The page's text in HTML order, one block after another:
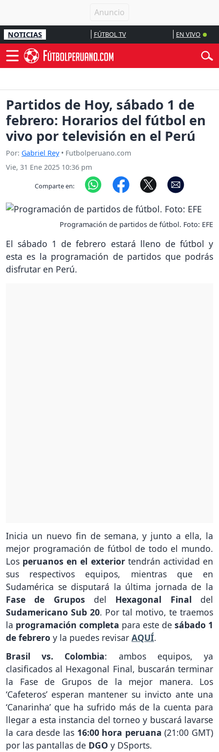
NOTICIAS FÚTBOL TV EN VIVO
Partidos de Hoy, sábado 1 de
febrero: Horarios del fútbol en
vivo por televisión en el Perú
Por: Gabriel Rey• Futbolperuano.com
Vie, 31 Ene 2025 10:36 pm
Comparte en:
Programación de partidos de fútbol. Foto: EFE
El sábado 1 de febrero estará lleno de fútbol y
esta es la programación de partidos que podrás
disfrutar en Perú.
Inicia un nuevo fin de semana, y junto a ella, la
mejor programación de fútbol de todo el mundo.
Los peruanos en el exteriortendrán actividad en
sus respectivos equipos, mientras que en
Sudamérica se disputará la última jornada de la
Fase de Grupos del Hexagonal Final del
Sudamericano Sub 20. Por tal motivo, te traemos
la programación completa para este de sábado 1
de febrero y la puedes revisar AQUÍ.
Brasil vs. Colombia: ambos equipos, ya
clasificados al Hexagonal Final, buscarán terminar
la Fase de Grupos de la mejor manera. Los
‘Cafeteros’ esperan mantener su invicto ante una
‘Canarinha’ que ha sufrido más de la cuenta para
llegar a esta instancia del torneo y buscará lavarse
la cara desde las 16:00 hora peruana (21:00 GMT)
por las pantallas de DGO y DSports.